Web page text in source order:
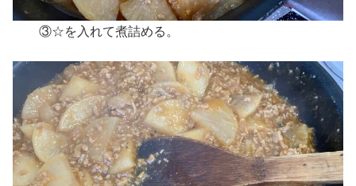
③☆を入れて煮詰める。